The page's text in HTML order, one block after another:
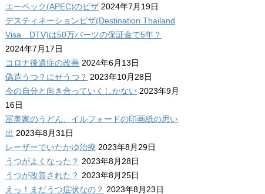
エーペック(APEC)のビザ 2024年7月19日
デスティネーションビザ(Destination Thailand
Visa DTV)は50万バーツの保証金で5年？
2024年7月17日
コロナ後遺症の改善 2024年6月13日
偽造うつ？にせうつ？ 2023年10月28日
今の自分と向き合っていくしかない 2023年9月
16日
冨美家のうどん、イルフォードの印画紙の思い
出 2023年8月31日
レーザーでいたかゆ治療 2023年8月29日
うつがよくなった？ 2023年8月28日
うつが改善された？ 2023年8月25日
えっ！まだうつ症状なの？ 2023年8月23日